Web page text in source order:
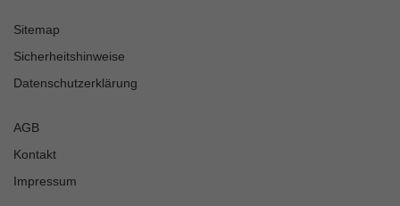
Sitemap
Sicherheitshinweise
Datenschutzerklärung
AGB
Kontakt
Impressum